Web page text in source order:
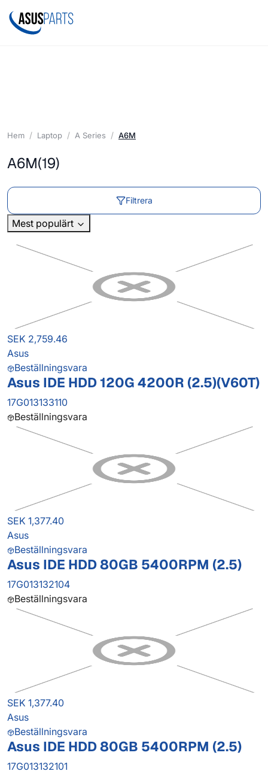
Hem Laptop A Series A6M
A6M(19)
Filtrera
Mest populärt
SEK 2,759.46
Asus
Beställningsvara
Asus IDE HDD 120G 4200R (2.5)(V60T)
17G013133110
Beställningsvara
SEK 1,377.40
Asus
Beställningsvara
Asus IDE HDD 80GB 5400RPM (2.5)
17G013132104
Beställningsvara
SEK 1,377.40
Asus
Beställningsvara
Asus IDE HDD 80GB 5400RPM (2.5)
17G013132101